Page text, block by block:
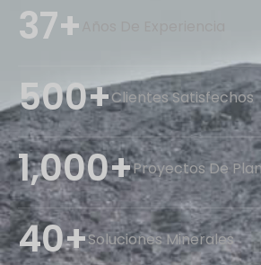
37+
500+Clientes Satisfechos
1,000+Proyectos De
40+Soluciones Minerales